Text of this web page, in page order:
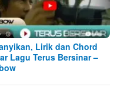
Lirik dan Chord
Lagu Terus Bersinar –